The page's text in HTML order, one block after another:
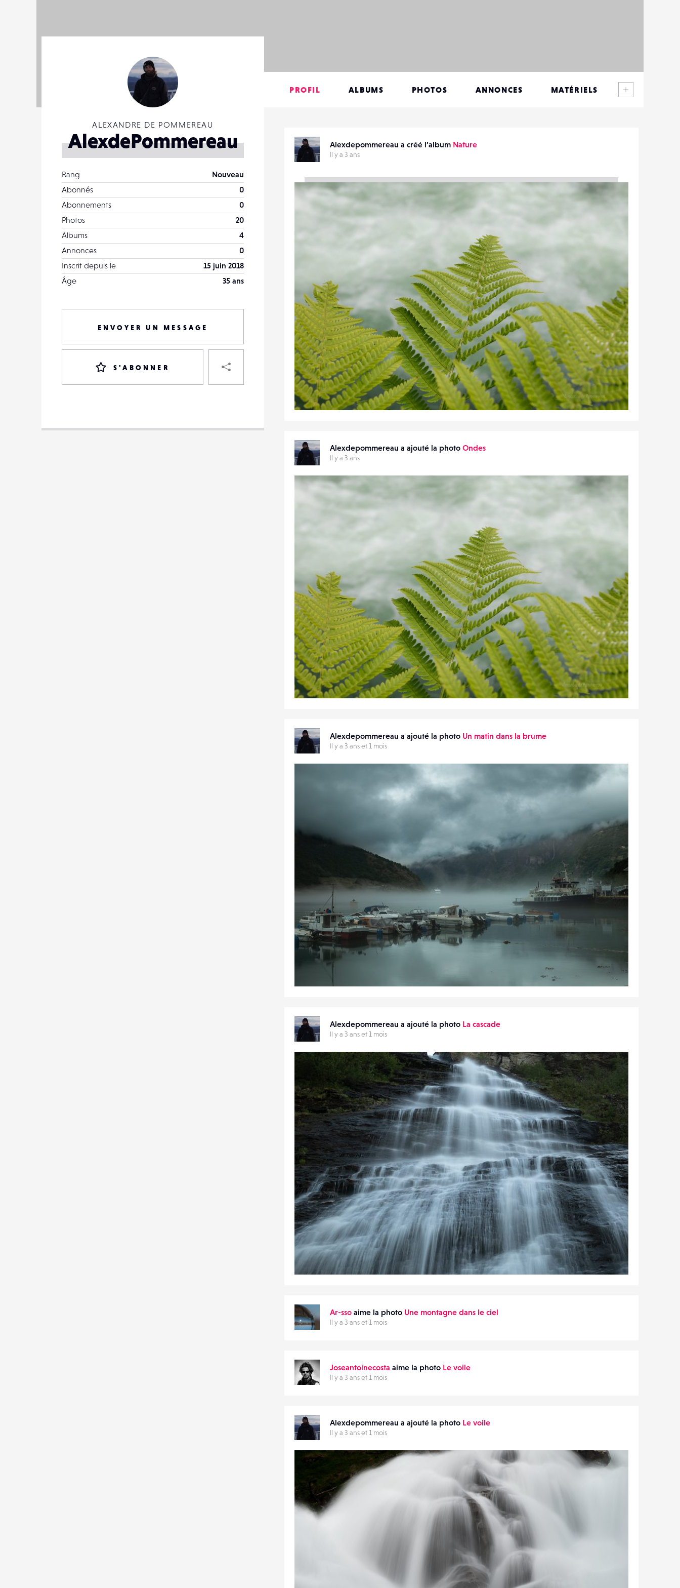
ALEXANDRE DE POMMEREAU
AlexdePommereau
Rang
Nouveau
Abonnés
0
Abonnements
0
Photos
20
Albums
4
Annonces
0
Inscrit depuis le
15 juin 2018
Âge
35 ans
ENVOYER UN MESSAGE
S'ABONNER
DESTINATAIRE
VOTRE
DESTINATAIRE
PROFIL ALBUMS PHOTOS ANNONCES MATÉRIELS
Alexdepommereau a créé l’album Nature
Il y a 3 ans
Alexdepommereau a ajouté la photo Ondes
Il y a 3 ans
0
21
Alexdepommereau a ajouté la photo Un matin dans la brume
Il y a 3 ans et 1 mois
29
Alexdepommereau a ajouté la photo La cascade
Il y a 3 ans et 1 mois
0
28
Ar-sso aime la photo Une montagne dans le ciel
Il y a 3 ans et 1 mois
Joseantoinecosta aime la photo Le voile
Il y a 3 ans et 1 mois
Alexdepommereau a ajouté la photo Le voile
Il y a 3 ans et 1 mois